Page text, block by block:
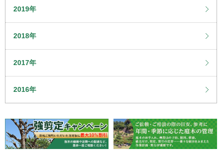
2019年
2018年
2017年
2016年